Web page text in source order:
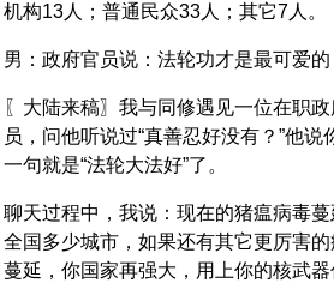
机构13人；普通民众33人；其它7人。
男：政府官员说：法轮功才是最可爱的
〖大陆来稿〗我与同修遇见一位在职
员，问他听说过“真善忍好没有？”他说
一句就是“法轮大法好”了。
聊天过程中，我说：现在的猪瘟病毒蔓
全国多少城市，如果还有其它更厉害的
蔓延，你国家再强大，用上你的核武器